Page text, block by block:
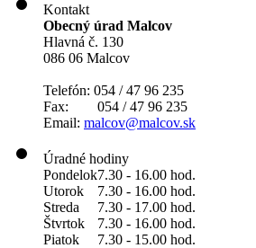
Kontakt
Obecný úrad Malcov
Hlavná č. 130
086 06 Malcov
Telefón: 054 / 47 96 235
Fax: 054 / 47 96 235
Email: malcov@malcov.sk
Úradné hodiny
Pondelok7.30 - 16.00 hod.
Utorok
7.30 - 16.00 hod.
Streda
7.30 - 17.00 hod.
Štvrtok
7.30 - 16.00 hod.
Piatok
7.30 - 15.00 hod.